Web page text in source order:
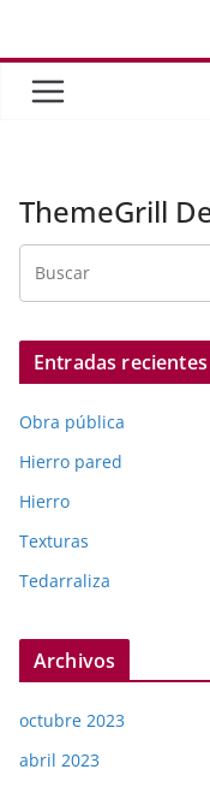
contenido
ThemeGrill
Entradas recientes
Obra pública
Hierro pared
Hierro
Texturas
Tedarraliza
Archivos
octubre 2023
abril 2023